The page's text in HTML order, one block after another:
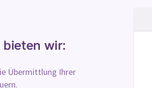
bieten wir:
Übermittlung Ihrer